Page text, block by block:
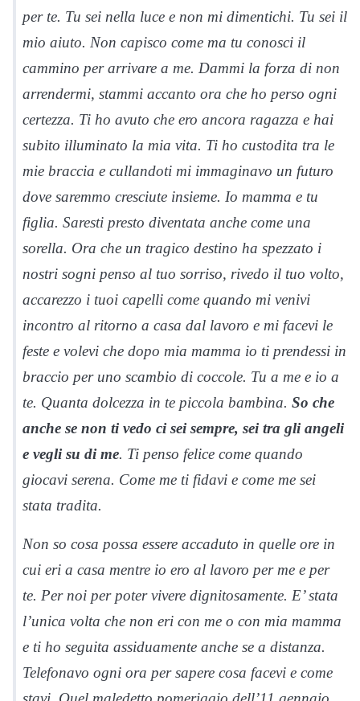
per te. Tu sei nella luce e non mi dimentichi. Tu sei il
mio aiuto. Non capisco come ma tu conosci il
cammino per arrivare a me. Dammi la forza di non
arrendermi, stammi accanto ora che ho perso ogni
certezza. Ti ho avuto che ero ancora ragazza e hai
subito illuminato la mia vita. Ti ho custodita tra le
mie braccia e cullandoti mi immaginavo un futuro
dove saremmo cresciute insieme. Io mamma e tu
figlia. Saresti presto diventata anche come una
sorella. Ora che un tragico destino ha spezzato i
nostri sogni penso al tuo sorriso, rivedo il tuo volto,
accarezzo i tuoi capelli come quando mi venivi
incontro al ritorno a casa dal lavoro e mi facevi le
feste e volevi che dopo mia mamma io ti prendessi in
braccio per uno scambio di coccole. Tu a me e io a
te. Quanta dolcezza in te piccola bambina. So che
anche se non ti vedo ci sei sempre, sei tra gli angeli
e vegli su di me. Ti penso felice come quando
giocavi serena. Come me ti fidavi e come me sei
stata tradita.
Non so cosa possa essere accaduto in quelle ore in
cui eri a casa mentre io ero al lavoro per me e per
te. Per noi per poter vivere dignitosamente. E’ stata
l’unica volta che non eri con me o con mia mamma
e ti ho seguita assiduamente anche se a distanza.
Telefonavo ogni ora per sapere cosa facevi e come